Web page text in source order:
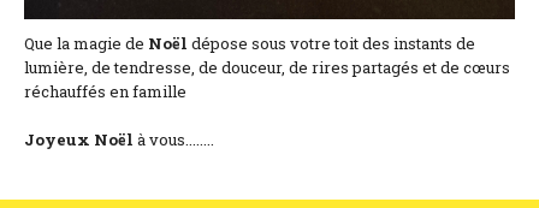
Chambre à la nuitée et tarifs
Que la magie de Noël dépose sous votre toit des instants de
lumière, de tendresse, de douceur, de rires partagés et de cœurs
réchauffés en famille
Joyeux Noël à vous........